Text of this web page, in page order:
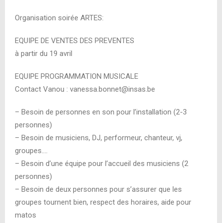
Organisation soirée ARTES:
EQUIPE DE VENTES DES PREVENTES
à partir du 19 avril
EQUIPE PROGRAMMATION MUSICALE
Contact Vanou : vanessa.bonnet@insas.be
– Besoin de personnes en son pour l’installation (2-3
personnes)
– Besoin de musiciens, DJ, performeur, chanteur, vj,
groupes….
– Besoin d’une équipe pour l’accueil des musiciens (2
personnes)
– Besoin de deux personnes pour s’assurer que les
groupes tournent bien, respect des horaires, aide pour
matos